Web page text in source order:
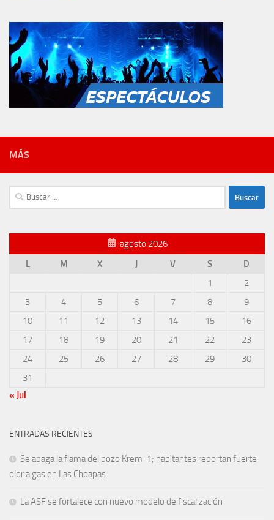
MÁS
Buscar:
agosto 2026
L
M X J V S
D
1
2
3
4 5 6 7 8
9
10
11 12 13 14 15
16
17
18 19 20 21 22
23
24
25 26 27 28 29
30
31
« Jul
ENTRADAS RECIENTES
Se apaga la flama del pozo Krem-1; habitantes reportan fuerte
olor a gas en Las Choapas
La ASF se fortalece con nuevo modelo de fiscalización